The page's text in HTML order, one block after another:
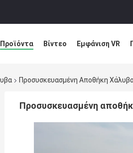
Προϊόντα Βίντεο Εμφάνιση VR
Προσυσκευασμένη Αποθήκη
Προσυσκευασμένη